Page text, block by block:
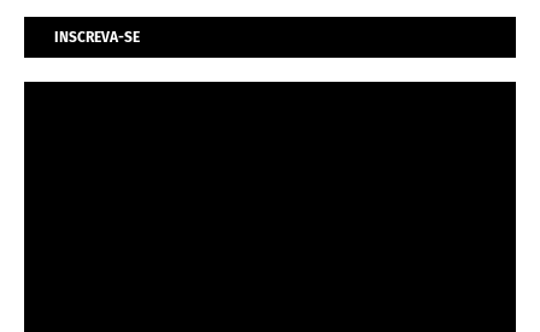
INSCREVA-SE